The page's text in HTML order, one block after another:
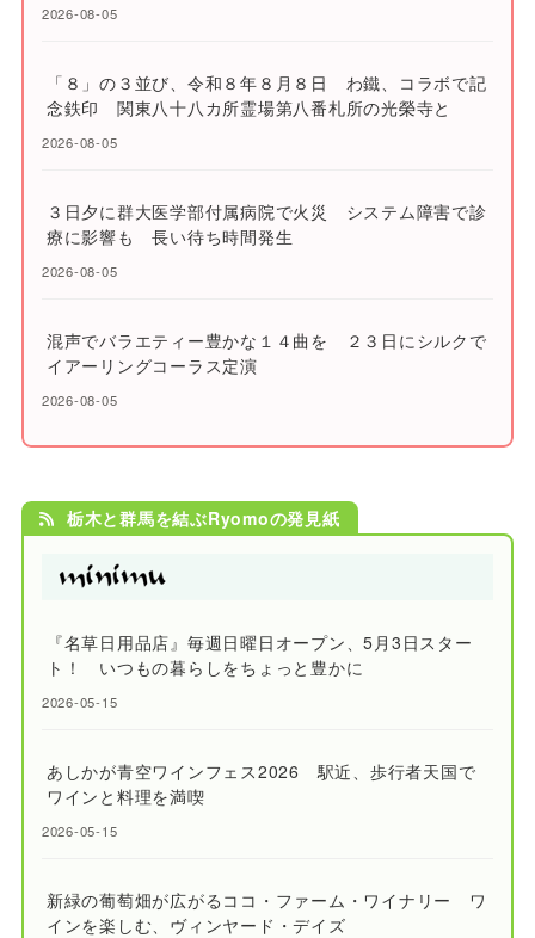
2026-08-05
「８」の３並び、令和８年８月８日 わ鐵、コラボで記
念鉄印 関東八十八カ所霊場第八番札所の光榮寺と
2026-08-05
３日夕に群大医学部付属病院で火災 システム障害で診
療に影響も 長い待ち時間発生
2026-08-05
混声でバラエティー豊かな１４曲を ２３日にシルクで
イアーリングコーラス定演
2026-08-05
栃木と群馬を結ぶRyomoの発見紙
『名草日用品店』毎週日曜日オープン、5月3日スター
ト！ いつもの暮らしをちょっと豊かに
2026-05-15
あしかが青空ワインフェス2026 駅近、歩行者天国で
ワインと料理を満喫
2026-05-15
新緑の葡萄畑が広がるココ・ファーム・ワイナリー ワ
インを楽しむ、ヴィンヤード・デイズ